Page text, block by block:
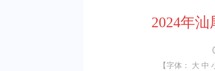
2024年
【字体： 大 中